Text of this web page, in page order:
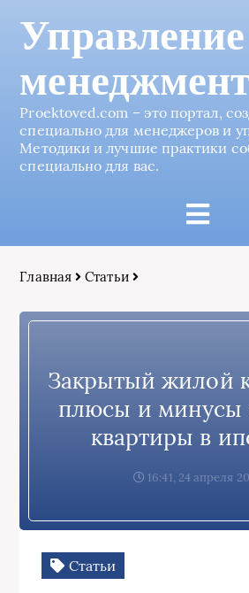
Proektoved.com – это портал,
специально для менеджеров и
Методики и лучшие практики
специально для вас.
Главная Статьи
Закрытый жилой
плюсы и минусы
квартиры в
16:41, 24 апреля
Статьи